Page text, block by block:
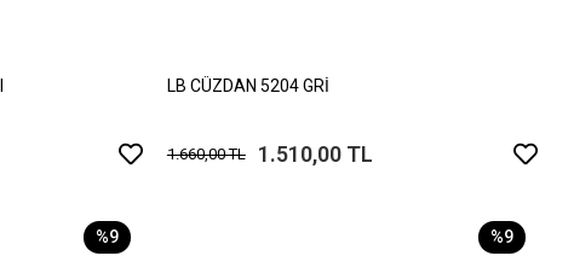
LB CÜZDAN 5204 GRİ
1.660,00 TL 1.510,00 TL
%9 %9